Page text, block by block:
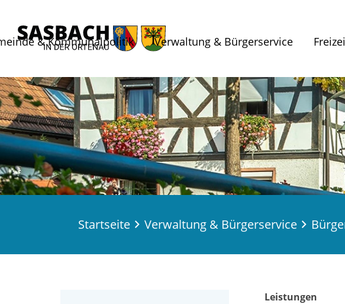
& Kommunalpolitik Verwaltung & Bürgerservice
Startseite Verwaltung & Bürgerservice
Leistungen